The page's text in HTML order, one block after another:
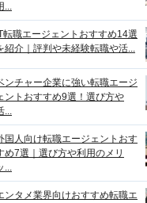
...
転職エージェントおすすめ14選
紹介｜評判や未経験転職や活...
ンチャー企業に強い転職エージ
ントおすすめ9選！選び方や
...
国人向け転職エージェントおす
め7選｜選び方や利用のメリ
...
ンタメ業界向けおすすめ転職エ